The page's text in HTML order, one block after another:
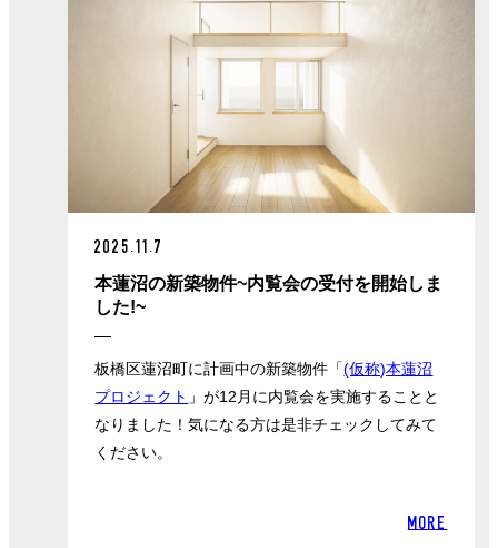
2025.11.7
本蓮沼の新築物件~内覧会の受付を開始しま
した!~
板橋区蓮沼町に計画中の新築物件「(仮称)本蓮沼
プロジェクト 」が12月に内覧会を実施することと
なりました！気になる方は是非チェックしてみて
ください。
MORE